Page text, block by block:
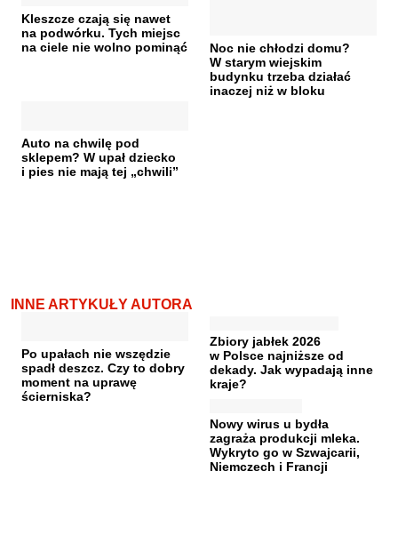
Kleszcze czają się nawet
na podwórku. Tych miejsc
na ciele nie wolno pominąć
Noc nie chłodzi domu?
W starym wiejskim
budynku trzeba działać
inaczej niż w bloku
Auto na chwilę pod
sklepem? W upał dziecko
i pies nie mają tej „chwili”
INNE ARTYKUŁY AUTORA
Po upałach nie wszędzie
spadł deszcz. Czy to dobry
moment na uprawę
ścierniska?
Zbiory jabłek 2026
w Polsce najniższe od
dekady. Jak wypadają inne
kraje?
Nowy wirus u bydła
zagraża produkcji mleka.
Wykryto go w Szwajcarii,
Niemczech i Francji